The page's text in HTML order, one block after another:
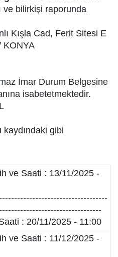
ve bilirkişi raporunda
Kışla Cad, Ferit Sitesi E
KONYA
İmar Durum Belgesine
isabetetmektedir.
kaydındaki gibi
ve Saati : 13/11/2025 -
: 20/11/2025 - 11:00
ve Saati : 11/12/2025 -